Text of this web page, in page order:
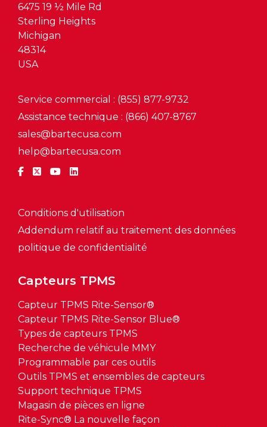
6475 19 ½ Mile Rd
Sterling Heights
Michigan
48314
USA
Capteurs TPMS
Capteur TPMS Rite-Sensor®
Capteur TPMS Rite-Sensor Blue®
Types de capteurs TPMS
Recherche de véhicule MMY
Programmable par ces outils
Outils TPMS et ensembles de capteurs
Support technique TPMS
Magasin de pièces en ligne
Rite-Sync® La nouvelle façon
Service commercial : (855) 877-9732
Assistance technique : (866) 407-8767
sales@bartecusa.com
help@bartecusa.com
Conditions d'utilisation
Addendum relatif au traitement des données
politique de confidentialité